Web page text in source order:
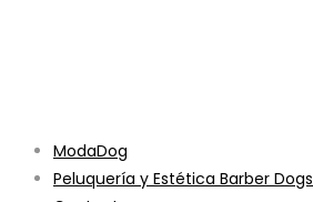
ModaDog
Peluquería y Estética Barber Dogs